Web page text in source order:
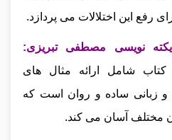
رفع این اختلالات می‌ پردازد.
نویسی مصطفی تبریزی:
شامل ارائه مثال‌ های
و زبانی ساده و روان است که
مختلف آسان می‌ کند.